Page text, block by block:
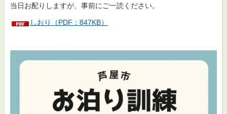
当日お配りしますが、事前にご一読ください。
しおり（PDF：847KB）